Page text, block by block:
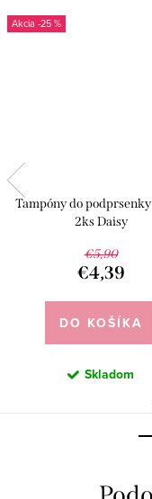
-25 %
Tampóny do
2ks Daisy
€5,90
€4,39
DO KOŠÍKA
Skladom